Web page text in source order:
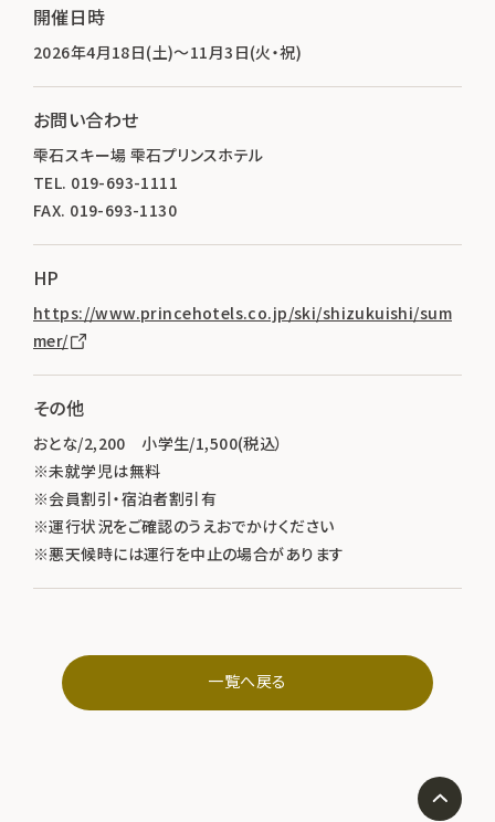
開催日時
2026年4月18日(土)～11月3日(火・祝)
お問い合わせ
雫石スキー場 雫石プリンスホテル
TEL. 019-693-1111
FAX. 019-693-1130
HP
https://www.princehotels.co.jp/ski/shizukuishi/sum
mer/
その他
おとな/2,200 小学生/1,500(税込）
※未就学児は無料
※会員割引・宿泊者割引有
※運行状況をご確認のうえおでかけください
※悪天候時には運行を中止の場合があります
一覧へ戻る